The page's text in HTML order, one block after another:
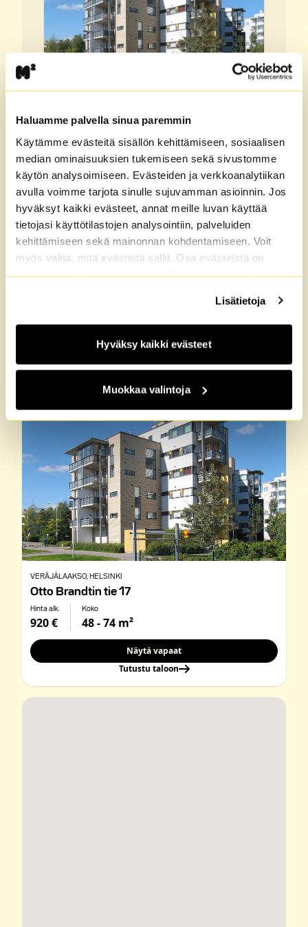
Haluamme palvella sinua paremmin
Käytämme evästeitä sisällön kehittämiseen, sosiaalisen
median ominaisuuksien tukemiseen sekä sivustomme
käytön analysoimiseen. Evästeiden ja verkkoanalytiikan
avulla voimme tarjota sinulle sujuvamman asioinnin. Jos
hyväksyt kaikki evästeet, annat meille luvan käyttää
tietojasi käyttötilastojen analysointiin, palveluiden
kehittämiseen sekä mainonnan kohdentamiseen. Voit
myös valita, mitä evästeitä sallit. Osa evästeistä on
sivustomme luotettavan ja turvallisen toiminnan kannalta
Lisätietoja
Hyväksy kaikki evästeet
Muokkaa valintoja
2H+K+S,53,0 m²
Kerrostalo,5. kerros
Vuokra 987 €/kk
Katso kaikki vapaat asunnot
Veräjälaakso
Kaikki M2-Kotien vuokra-
asunnot Veräjälaakso, Helsinki
1 taloa
VERÄJÄLAAKSO, HELSINKI
Otto Brandtin tie 17
Hinta alk.
920 €
Koko
48 - 74 m²
Näytä vapaat
Tutustu taloon